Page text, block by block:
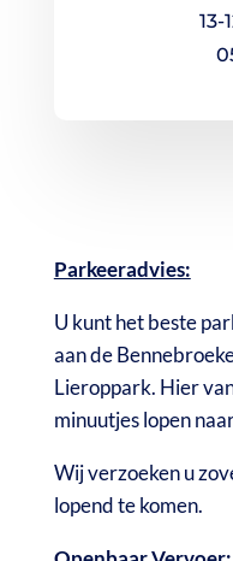
Parkeeradvies:
U kunt het beste
aan de
Lieroppark. Hier
minuutjes lopen
Wij verzoeken u
lopend te komen.